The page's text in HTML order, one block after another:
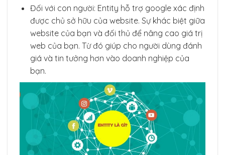
Đối với con người: Entity hỗ trợ google xác định
được chủ sở hữu của website. Sự khác biệt giữa
website của bạn và đối thủ để nâng cao giá trị
web của bạn. Từ đó giúp cho người dùng đánh
giá và tin tưởng hơn vào doanh nghiệp của
bạn.